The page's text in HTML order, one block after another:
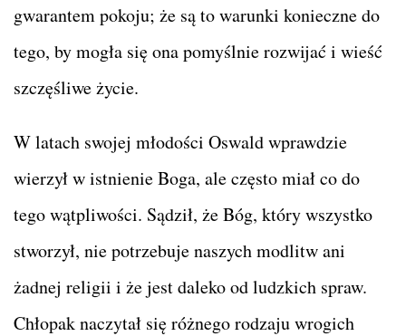
gwarantem pokoju; że są to warunki konieczne do
tego, by mogła się ona pomyślnie rozwijać i wieść
szczęśliwe życie.
W latach swojej młodości Oswald wprawdzie
wierzył w istnienie Boga, ale często miał co do
tego wątpliwości. Sądził, że Bóg, który wszystko
stworzył, nie potrzebuje naszych modlitw ani
żadnej religii i że jest daleko od ludzkich spraw.
Chłopak naczytał się różnego rodzaju wrogich